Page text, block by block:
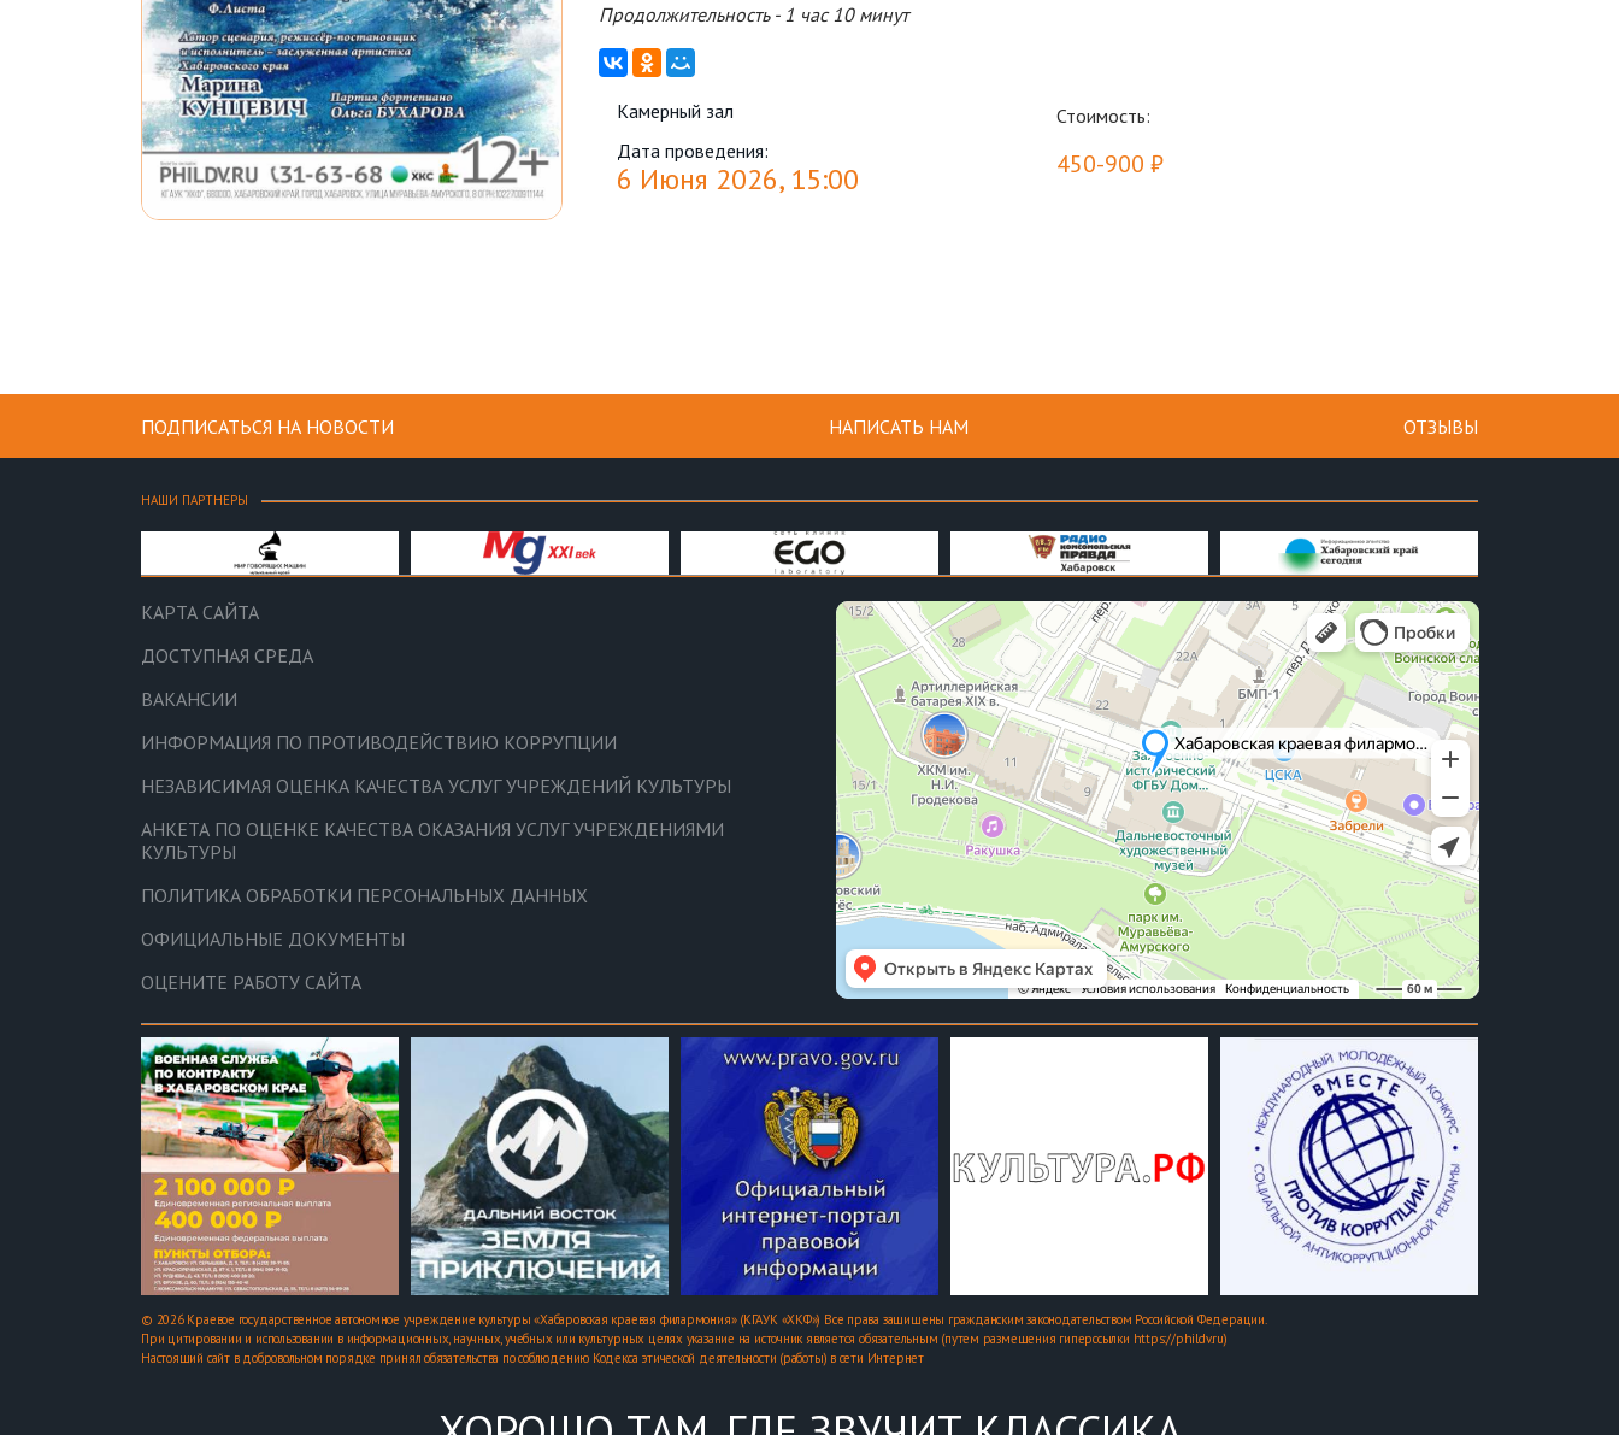
Продолжительность - 1 час 10 минут
Камерный зал
Дата проведения:
6 Июня 2026, 15:00
Стоимость:
450-900 ₽
ПОДПИСАТЬСЯ НА НОВОСТИ НАПИСАТЬ НАМ ОТЗЫВЫ
НАШИ ПАРТНЕРЫ
КАРТА САЙТА
ДОСТУПНАЯ СРЕДА
ВАКАНСИИ
ИНФОРМАЦИЯ ПО ПРОТИВОДЕЙСТВИЮ КОРРУПЦИИ
НЕЗАВИСИМАЯ ОЦЕНКА КАЧЕСТВА УСЛУГ УЧРЕЖДЕНИЙ КУЛЬТУРЫ
АНКЕТА ПО ОЦЕНКЕ КАЧЕСТВА ОКАЗАНИЯ УСЛУГ УЧРЕЖДЕНИЯМИ
КУЛЬТУРЫ
ПОЛИТИКА ОБРАБОТКИ ПЕРСОНАЛЬНЫХ ДАННЫХ
ОФИЦИАЛЬНЫЕ ДОКУМЕНТЫ
ОЦЕНИТЕ РАБОТУ САЙТА
© 2026 Краевое государственное автономное учреждение культуры «Хабаровская краевая филармония» (КГАУК «ХКФ») Все права защищены гражданским законодательством Российской Федерации.
При цитировании и использовании в информационных, научных, учебных или культурных целях указание на источник является обязательным (путем размещения гиперссылки https://phildv.ru)
Настоящий сайт в добровольном порядке принял обязательства по соблюдению Кодекса этической деятельности (работы) в сети Интернет